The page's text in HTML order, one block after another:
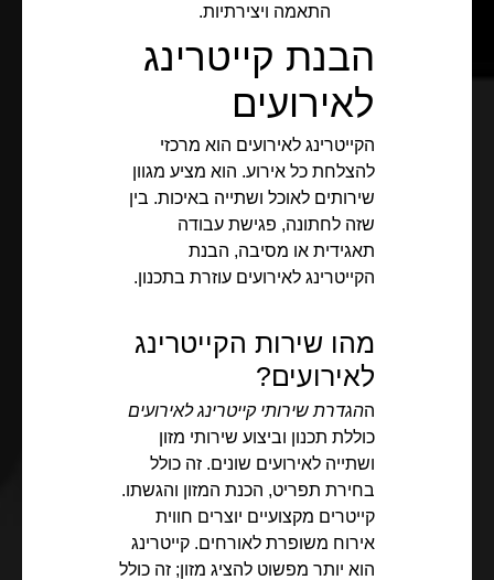
התאמה ויצירתיות.
הבנת קייטרינג
לאירועים
הקייטרינג לאירועים הוא מרכזי
להצלחת כל אירוע. הוא מציע מגוון
שירותים לאוכל ושתייה באיכות. בין
שזה לחתונה, פגישת עבודה
תאגידית או מסיבה, הבנת
הקייטרינג לאירועים עוזרת בתכנון.
מהו שירות הקייטרינג
לאירועים?
ההגדרת שירותי קייטרינג לאירועים
כוללת תכנון וביצוע שירותי מזון
ושתייה לאירועים שונים. זה כולל
בחירת תפריט, הכנת המזון והגשתו.
קייטרים מקצועיים יוצרים חווית
אירוח משופרת לאורחים. קייטרינג
הוא יותר מפשוט להציג מזון; זה כולל